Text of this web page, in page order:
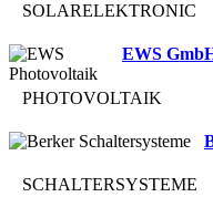
SOLARELEKTRONIC
EWS
PHOTOVOLTAIK
SCHALTERSYSTEME